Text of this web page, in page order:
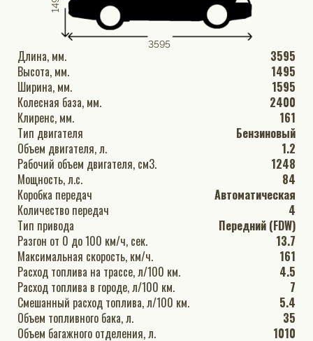
3595
Длина, мм.
3595
Высота, мм.
1495
Ширина, мм.
1595
Колесная база, мм.
2400
Клиренс, мм.
161
Тип двигателя
Бензиновый
Объем двигателя, л.
1.2
Рабочий объем двигателя, см3.
1248
Мощность, л.с.
84
Коробка передач
Автоматическая
Количество передач
4
Тип привода
Передний (FDW)
Разгон от 0 до 100 км/ч, сек.
13.7
Максимальная скорость, км/ч.
161
Расход топлива на трассе, л/100 км.
4.5
Расход топлива в городе, л/100 км.
7
Смешанный расход топлива, л/100 км.
5.4
Объем топливного бака, л.
35
Объем багажного отделения, л.
1010